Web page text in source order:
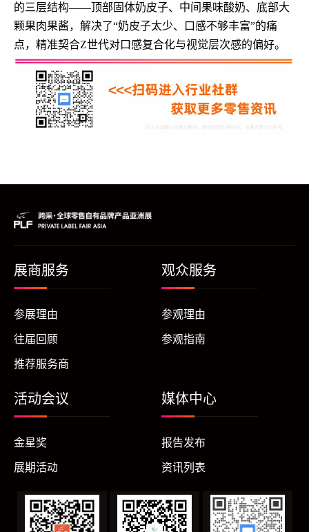
的三层结构——顶部固体奶皮子、中间果味酸奶、底部大
颗果肉果酱，解决了“奶皮子太少、口感不够丰富”的痛
点，精准契合Z世代对口感复合化与视觉层次感的偏好。
展商服务
参展理由
往届回顾
推荐服务商
观众服务
参观理由
参观指南
活动会议
金星奖
展期活动
媒体中心
报告发布
资讯列表